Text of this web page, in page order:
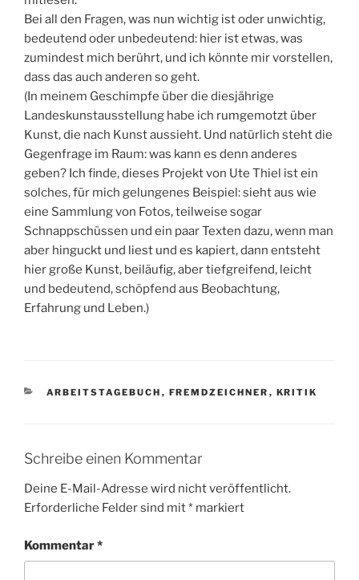
Bei all den Fragen, was nun wichtig ist oder unwichtig,
bedeutend oder unbedeutend: hier ist etwas, was
zumindest mich berührt, und ich könnte mir vorstellen,
dass das auch anderen so geht.
(In meinem Geschimpfe über die diesjährige
Landeskunstausstellung habe ich rumgemotzt über
Kunst, die nach Kunst aussieht. Und natürlich steht die
Gegenfrage im Raum: was kann es denn anderes
geben? Ich finde, dieses Projekt von Ute Thiel ist ein
solches, für mich gelungenes Beispiel: sieht aus wie
eine Sammlung von Fotos, teilweise sogar
Schnappschüssen und ein paar Texten dazu, wenn man
aber hinguckt und liest und es kapiert, dann entsteht
hier große Kunst, beiläufig, aber tiefgreifend, leicht
und bedeutend, schöpfend aus Beobachtung,
Erfahrung und Leben.)
KATEGORIEN
ARBEITSTAGEBUCH , FREMDZEICHNER , KRITIK
Schreibe einen Kommentar
Deine E-Mail-Adresse wird nicht veröffentlicht.
Erforderliche Felder sind mit* markiert
Kommentar*